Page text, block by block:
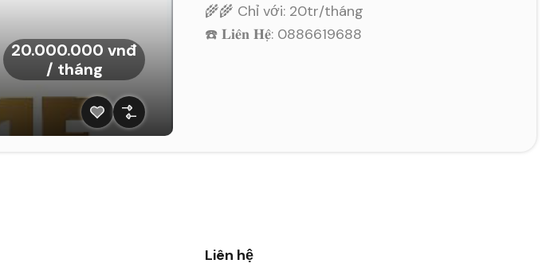
20.000.000 vnđ
/ tháng
🌾🌾 Chỉ với: 20tr/tháng
☎️ 𝐋𝐢𝐞̂𝐧 𝐇𝐞̣̂: 0886619688
Liên hệ